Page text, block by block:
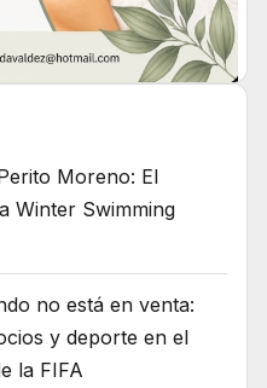
Moreno: El
Winter Swimming
no está en venta:
y deporte en el
la FIFA